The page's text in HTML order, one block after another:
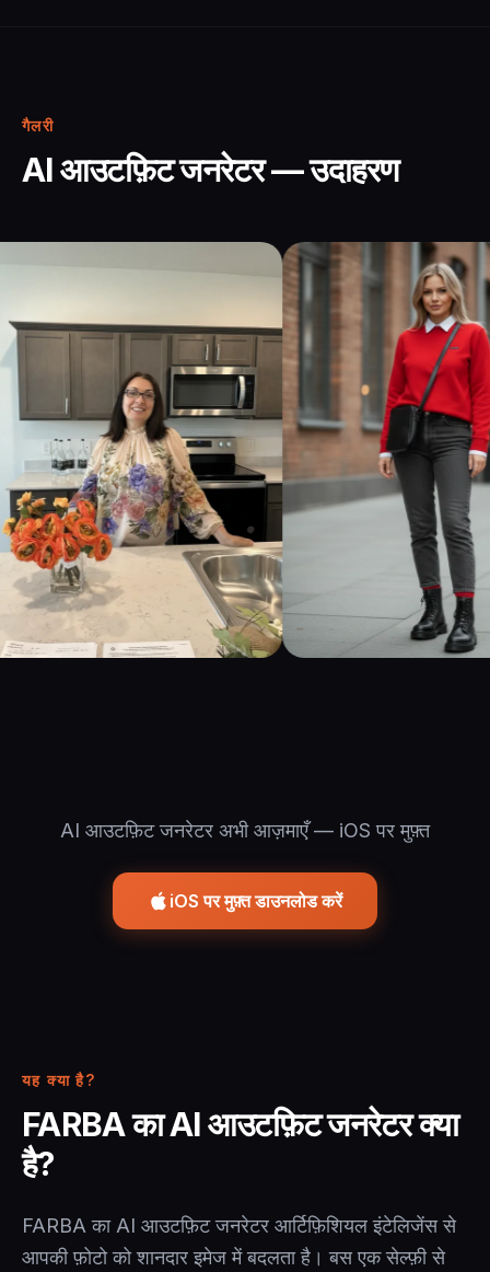
गैलरी
AI आउटफ़िट जनरेटर — उदाहरण
AI आउटफ़िट जनरेटर अभी आज़माएँ — iOS पर मुफ़्त
iOS पर मुफ़्त डाउनलोड करें
यह क्या है?
FARBA का AI आउटफ़िट जनरेटर क्या
है?
FARBA का AI आउटफ़िट जनरेटर आर्टिफ़िशियल इंटेलिजेंस से
आपकी फ़ोटो को शानदार इमेज में बदलता है। बस एक सेल्फ़ी से